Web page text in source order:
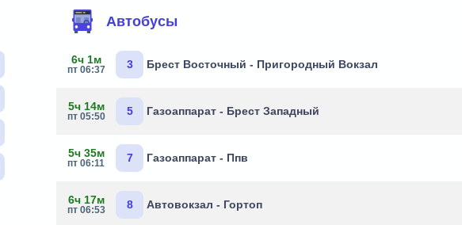
Автобусы
6ч 1м
пт 06:37 3 Брест Восточный - Пригородный Вокзал
5ч 14м
пт 05:50 5 Газоаппарат - Брест Западный
5ч 35м
пт 06:11 7 Газоаппарат - Ппв
6ч 17м
пт 06:53 8 Автовокзал - Гортоп